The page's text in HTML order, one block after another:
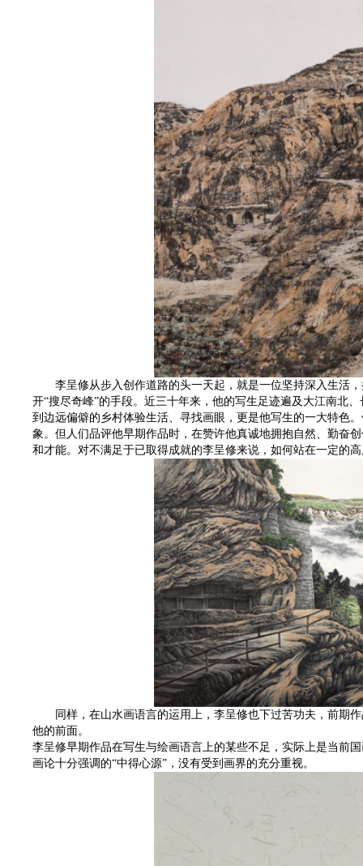
李呈修从步入创作道路的头一天起，就是一位坚持深入生活，
开“搜尽奇峰”的手段。近三十年来，他的写生足迹遍及大江南北
到边远偏僻的乡村体验生活、寻找画眼，更是他写生的一大特色
象。但人们品评他早期作品时，在赞许他真诚地拥抱自然、勤奋
和才能。对不满足于已取得成就的李呈修来说，如何站在一定的
同样，在山水画语言的运用上，李呈修也下过苦功夫，前期作
他的前面。
李呈修早期作品在写生与绘画语言上的某些不足，实际上是当前
画论十分强调的“中得心源”，没有受到画界的充分重视。